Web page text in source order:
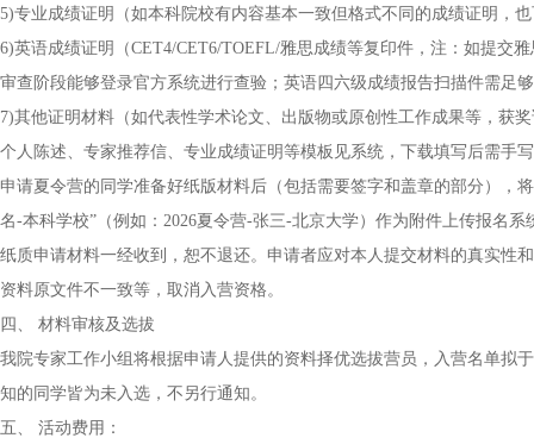
5)专业成绩证明（如本科院校有内容基本一致但格式不同的成绩证明，
6)英语成绩证明（CET4/CET6/TOEFL/雅思成绩等复印件，注：如提交
审查阶段能够登录官方系统进行查验；英语四六级成绩报告扫描件需足
7)其他证明材料（如代表性学术论文、出版物或原创性工作成果等，获
个人陈述、专家推荐信、专业成绩证明等模板见系统，下载填写后需手
申请夏令营的同学准备好纸版材料后（包括需要签字和盖章的部分），
名-本科学校”（例如：2026夏令营-张三-北京大学）作为附件上传报名
纸质申请材料一经收到，恕不退还。申请者应对本人提交材料的真实性
资料原文件不一致等，取消入营资格。
四、 材料审核及选拔
我院专家工作小组将根据申请人提供的资料择优选拔营员，入营名单拟
知的同学皆为未入选，不另行通知。
五、 活动费用：